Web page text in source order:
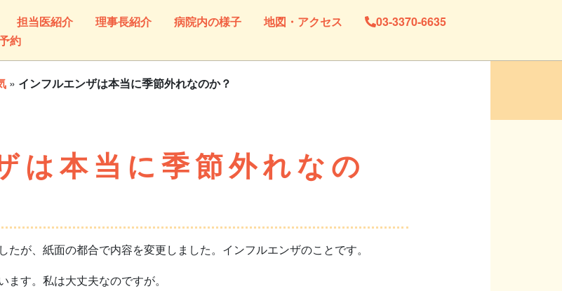
担当医紹介 理事長紹介 病院内の様子 地図・アクセス
03-3370-6635
約
» インフルエンザは本当に季節外れなのか？
は本当に季節外れなの
が、紙面の都合で内容を変更しました。インフルエンザのことです。
す。私は大丈夫なのですが。